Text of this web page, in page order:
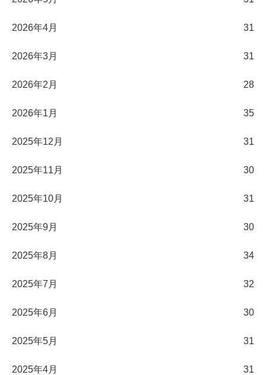
2026年4月 31
2026年3月 31
2026年2月 28
2026年1月 35
2025年12月 31
2025年11月 30
2025年10月 31
2025年9月 30
2025年8月 34
2025年7月 32
2025年6月 30
2025年5月 31
2025年4月 31